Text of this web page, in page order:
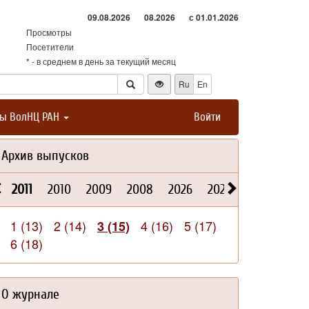
09.08.2026 08.2026 с 01.01.2026
Просмотры
Посетители
* - в среднем в день за текущий месяц
Ru
En
ВолНЦ РАН Войти
Архив выпусков
2011 2010 2009 2008 2026 2025
1 (13) 2 (14) 3 (15) 4 (16)
5 (17)
6 (18)
О журнале